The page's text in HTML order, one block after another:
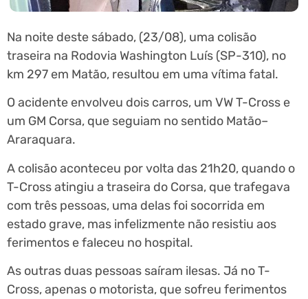
Na noite deste sábado, (23/08), uma colisão
traseira na Rodovia Washington Luís (SP-310), no
km 297 em Matão, resultou em uma vítima fatal.
O acidente envolveu dois carros, um VW T-Cross e
um GM Corsa, que seguiam no sentido Matão–
Araraquara.
A colisão aconteceu por volta das 21h20, quando o
T-Cross atingiu a traseira do Corsa, que trafegava
com três pessoas, uma delas foi socorrida em
estado grave, mas infelizmente não resistiu aos
ferimentos e faleceu no hospital.
As outras duas pessoas saíram ilesas. Já no T-
Cross, apenas o motorista, que sofreu ferimentos